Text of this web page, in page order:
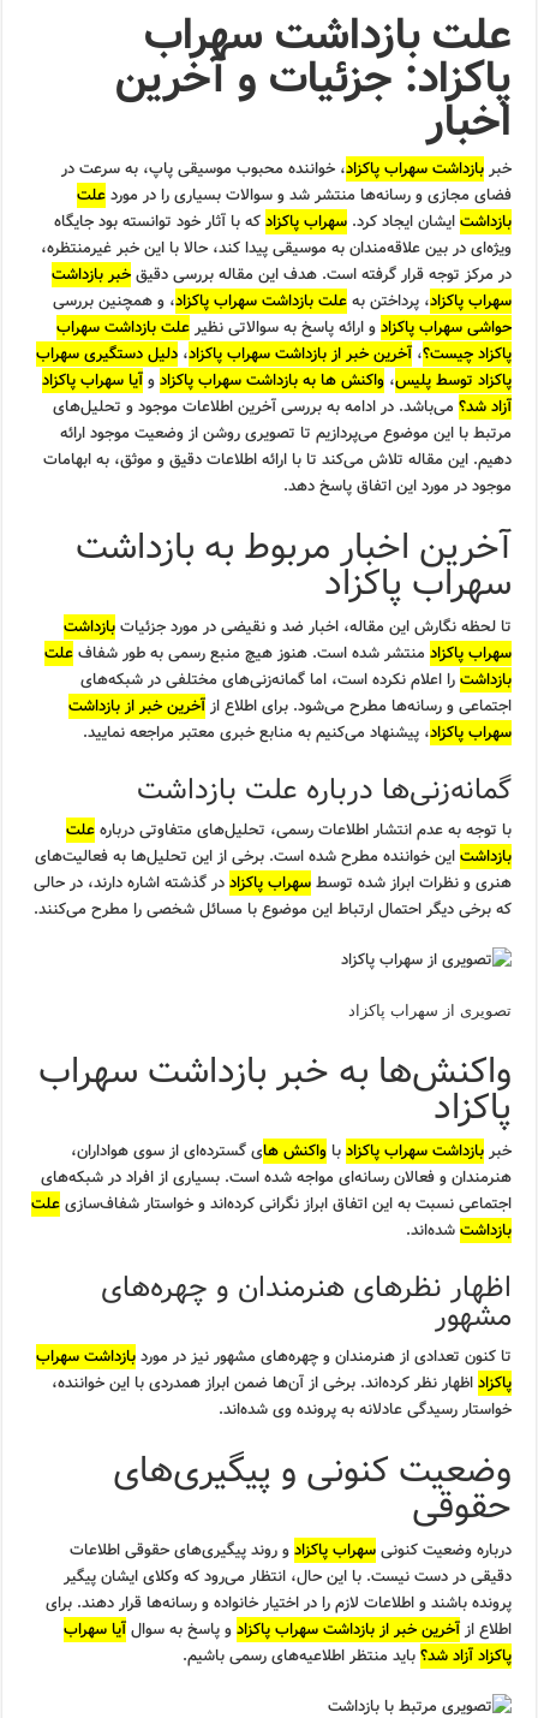
علت بازداشت سهراب
پاکزاد: جزئیات و آخرین
اخبار
خبربازداشت سهراب پاکزاد، خواننده محبوب موسیقی پاپ، به سرعت در
فضای مجازی و رسانه‌ها منتشر شد و سوالات بسیاری را در موردعلت
بازداشتایشان ایجاد کرد.سهراب پاکزادکه با آثار خود توانسته بود جایگاه
ویژه‌ای در بین علاقه‌مندان به موسیقی پیدا کند، حالا با این خبر غیرمنتظره،
در مرکز توجه قرار گرفته است. هدف این مقاله بررسی دقیقخبر بازداشت
سهراب پاکزاد، پرداختن بهعلت بازداشت سهراب پاکزاد، و همچنین بررسی
حواشی سهراب پاکزادو ارائه پاسخ به سوالاتی نظیرعلت بازداشت سهراب
پاکزاد چیست؟،آخرین خبر از بازداشت سهراب پاکزاد،دلیل دستگیری سهراب
پاکزاد توسط پلیس،واکنش ها به بازداشت سهراب پاکزادوآیا سهراب پاکزاد
آزاد شد؟ می‌باشد. در ادامه به بررسی آخرین اطلاعات موجود و تحلیل‌های
مرتبط با این موضوع می‌پردازیم تا تصویری روشن از وضعیت موجود ارائه
دهیم. این مقاله تلاش می‌کند تا با ارائه اطلاعات دقیق و موثق، به ابهامات
موجود در مورد این اتفاق پاسخ دهد.
آخرین اخبار مربوط به بازداشت
سهراب پاکزاد
تا لحظه نگارش این مقاله، اخبار ضد و نقیضی در مورد جزئیاتبازداشت
سهراب پاکزاد منتشر شده است. هنوز هیچ منبع رسمی به طور شفافعلت
بازداشترا اعلام نکرده است، اما گمانه‌زنی‌های مختلفی در شبکه‌های
اجتماعی و رسانه‌ها مطرح می‌شود. برای اطلاع ازآخرین خبر از بازداشت
سهراب پاکزاد، پیشنهاد می‌کنیم به منابع خبری معتبر مراجعه نمایید.
گمانه‌زنی‌ها درباره علت بازداشت
با توجه به عدم انتشار اطلاعات رسمی، تحلیل‌های متفاوتی دربارهعلت
بازداشتاین خواننده مطرح شده است. برخی از این تحلیل‌ها به فعالیت‌های
هنری و نظرات ابراز شده توسطسهراب پاکزاددر گذشته اشاره دارند، در حالی
که برخی دیگر احتمال ارتباط این موضوع با مسائل شخصی را مطرح می‌کنند.
تصویری از سهراب پاکزاد
واکنش‌ها به خبر بازداشت سهراب
پاکزاد
خبربازداشت سهراب پاکزادباواکنش های گسترده‌ای از سوی هواداران،
هنرمندان و فعالان رسانه‌ای مواجه شده است. بسیاری از افراد در شبکه‌های
اجتماعی نسبت به این اتفاق ابراز نگرانی کرده‌اند و خواستار شفاف‌سازیعلت
بازداشتشده‌اند.
اظهار نظرهای هنرمندان و چهره‌های
مشهور
تا کنون تعدادی از هنرمندان و چهره‌های مشهور نیز در موردبازداشت سهراب
پاکزاداظهار نظر کرده‌اند. برخی از آن‌ها ضمن ابراز همدردی با این خواننده،
خواستار رسیدگی عادلانه به پرونده وی شده‌اند.
وضعیت کنونی و پیگیری‌های
حقوقی
درباره وضعیت کنونیسهراب پاکزادو روند پیگیری‌های حقوقی اطلاعات
دقیقی در دست نیست. با این حال، انتظار می‌رود که وکلای ایشان پیگیر
پرونده باشند و اطلاعات لازم را در اختیار خانواده و رسانه‌ها قرار دهند. برای
اطلاع ازآخرین خبر از بازداشت سهراب پاکزادو پاسخ به سوالآیا سهراب
پاکزاد آزاد شد؟باید منتظر اطلاعیه‌های رسمی باشیم.